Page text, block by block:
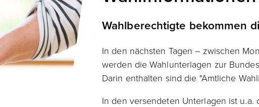
Wahlberechtigte bekommen
In den nächsten Tagen – zwischen
werden die Wahlunterlagen zur
Darin enthalten sind die "Amtliche
In den versendeten Unterlagen ist u.a.